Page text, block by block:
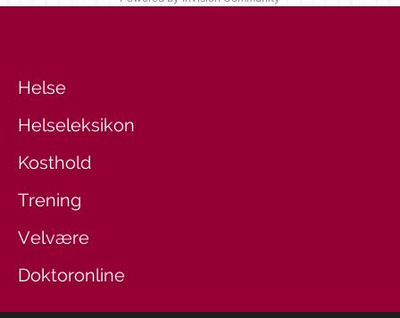
Helse
Helseleksikon
Kosthold
Trening
Velvære
Doktoronline